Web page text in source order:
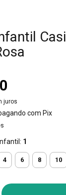
juros
com Pix
1
4 6 8 10